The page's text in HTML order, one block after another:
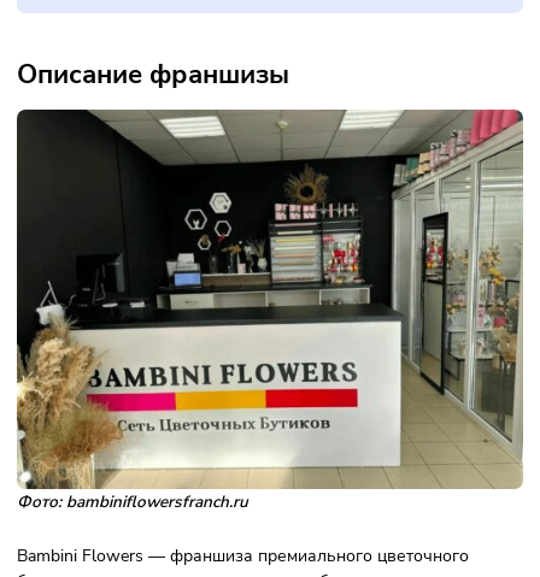
Прогнозируемая выручка
5 %, не менее 10 000 ₽
Описание франшизы